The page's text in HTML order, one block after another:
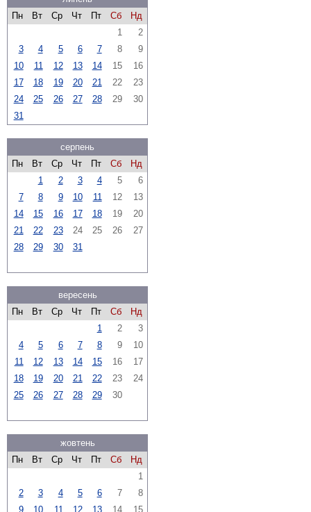
Пн
Вт Ср Чт Пт Сб
Нд
1
2
3
4 5 6 7 8
9
10
11 12 13 14 15
16
17
18 19 20 21 22
23
24
25 26 27 28 29
30
31
серпень
Пн
Вт Ср Чт Пт Сб
Нд
1
2 3 4 5
6
7
8 9 10 11 12
13
14
15 16 17 18 19
20
21
22 23 24 25 26
27
28
29 30 31
вересень
Пн
Вт Ср Чт Пт Сб
Нд
1
2
3
4
5 6 7 8 9
10
11
12 13 14 15 16
17
18
19 20 21 22 23
24
25
26 27 28 29 30
жовтень
Пн
Вт Ср Чт Пт Сб
Нд
1
2
3 4 5 6 7
8
9
10 11 12 13 14 15